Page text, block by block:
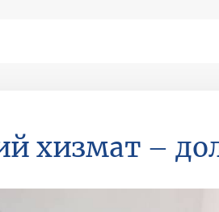
хизмат –